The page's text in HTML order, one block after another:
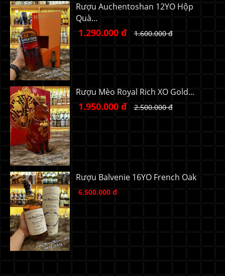
Rượu Auchentoshan 12YO Hộp
Quà...
1.290.000 đ 1.600.000 đ
Rượu Mèo Royal Rich XO Gold...
1.950.000 đ 2.500.000 đ
Rượu Balvenie 16YO French Oak
6.500.000 đ